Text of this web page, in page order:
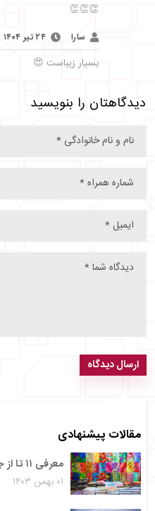
مقالات پیشنهادی
معرفی ۱۱ تا از جذاب‌ترین سوغاتی‌های مالزی
۰۱ بهمن ۱۴۰۳
👏👏👏
سارا ۲۴ تیر ۱۴۰۴
بسیار زیباست 😍
دیدگاهتان را بنویسید
ارسال دیدگاه